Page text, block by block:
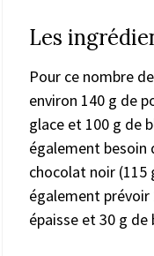
Les
Pour ce nombre
environ 140 g de
glace et 100 g de
également besoin
chocolat noir (115
également prévoir
épaisse et 30 g de